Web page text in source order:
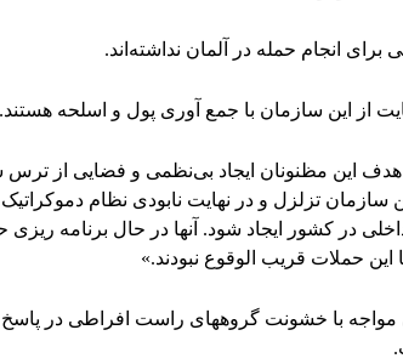
برای انجام حمله در آلمان نداشته‌اند.
از این سازمان با جمع آوری پول و اسلحه هستند.
هدف این مظنونان ایجاد بی‌نظمی و فضایی از
تزلزل و در نهایت نابودی نظام
در کشور ایجاد شود. آنها در حال برنامه ریزی
این حملات قریب الوقوع نبودند.»
مواجه با خشونت گروههای راست افراطی در پاسخ